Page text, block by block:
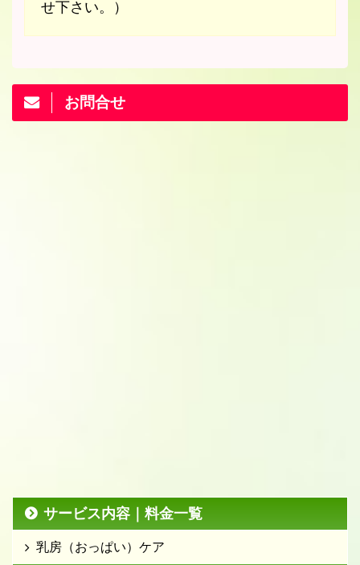
せ下さい。）
お問合せ
サービス内容｜料金一覧
乳房（おっぱい）ケア